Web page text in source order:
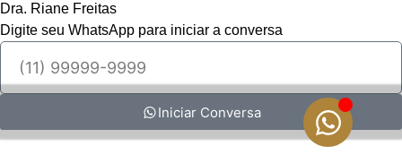
Dra. Riane Freitas
Digite seu WhatsApp para iniciar a conversa
Iniciar Conversa